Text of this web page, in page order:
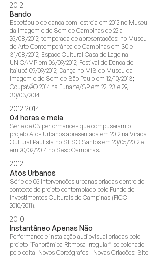
2012
Bando
Espetáculo de dança com estreia em 2012 no Museu
da Imagem e do Som de Campinas de 22 a
25/08/2012; temporada de apresentações: no Museu
de Arte Contemporânea de Campinas em 30 e
31/08/2012; Espaço Cultural Casa do Lago na
UNICAMP em 06/09/2012; Festival de Dança de
Itajubá 09/09/2012; Dança no MIS do Museu da
Imagem e do Som de São Paulo em 12/10/2013;
OcupaVÃO 2014 na Funarte/SP em 22, 23 e 29,
30/03/2014.
2012-2014
04 horas e meia
Série de 03 performances que compuseram o
projeto Atos Urbanos apresentada em 2012 na Virada
Cultural Paulista no SESC Santos em 20/05/2012 e
em 20/02/2014 no Sesc Campinas.
2012
Atos Urbanos
Série de 05 intervenções urbanas criadas dentro do
contexto do projeto contemplado pelo Fundo de
Investimentos Culturais de Campinas (FICC
2010/2011).
2010
Instantâneo Apenas Não
Performance e instalação audiovisual criadas pelo
projeto “Panorâmica Ritmosa Irregular” selecionado
pelo edital Novos Coreógrafos - Novas Criações: Site